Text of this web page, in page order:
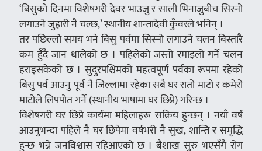
‘बिसुको दिनमा विशेषगरी देवर भाउजु र साली भिनाजुबीच सिस्नो
लगाउने जुहारी नै चल्छ,’ स्थानीय शान्तादेवी कुँवरले भनिन् ।
तर पछिल्लो समय भने बिसु पर्वमा सिस्नो लगाउने चलन बिस्तारै
कम हुँदै जान थालेको छ । पहिलेको जस्तो रमाइलो गर्ने चलन
हराइसकेको छ । सुदुरपश्चिमको महत्वपूर्ण पर्वका रूपमा रहेको
बिसु पर्व आउनु पूर्व नै जिल्लामा रहेका सबै घर रातो माटो र कमेरो
माटोले लिपपोत गर्ने (स्थानीय भाषामा घर छिप्ने) गरिन्छ ।
विशेषगरी घर छिप्ने कार्यमा महिलाहरू सक्रिय हुन्छन् । नयाँ वर्ष
आउनुभन्दा पहिले नै घर छिपेमा वर्षभरी नै सुख, शान्ति र समृद्धि
हुन्छ भन्ने जनविश्वास रहिआएको छ । बैशाख सुरु भएसँगै रोग